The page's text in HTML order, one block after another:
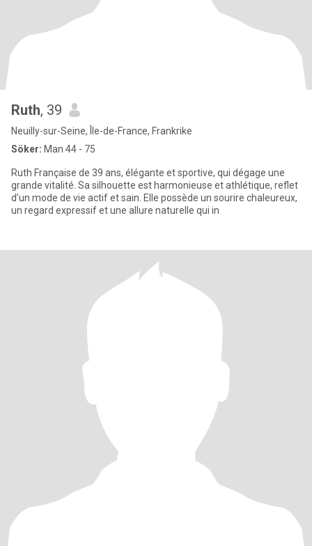
Ruth, 39
Neuilly-sur-Seine, Île-de-France, Frankrike
Söker: Man 44 - 75
Ruth Française de 39 ans, élégante et sportive, qui dégage une
grande vitalité. Sa silhouette est harmonieuse et athlétique, reflet
d’un mode de vie actif et sain. Elle possède un sourire chaleureux,
un regard expressif et une allure naturelle qui in